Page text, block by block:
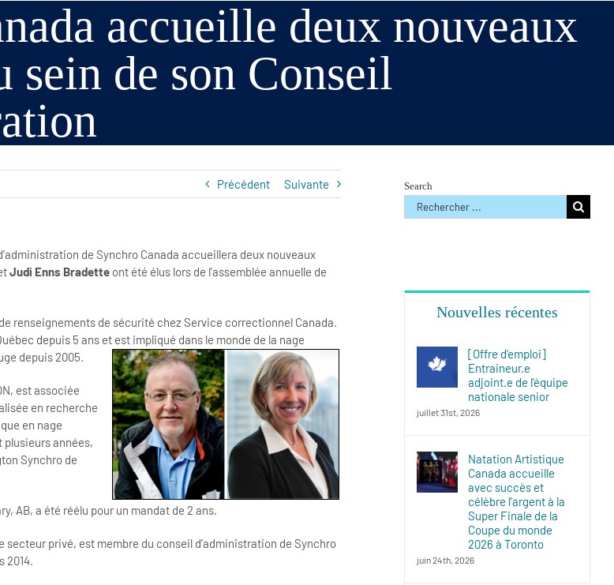
accueille deux nouveaux
sein de son Conseil
Précédent Suivante
de Synchro Canada accueillera deux nouveaux
Judi Enns Bradette ont été élus lors de l’assemblée annuelle de
renseignements de sécurité chez Service correctionnel Canada.
depuis 5 ans et est impliqué dans le monde de la nage
depuis 2005.
est associée
en recherche
en nage
années,
Synchro de
AB, a été réélu pour un mandat de 2 ans.
privé, est membre du conseil d’administration de Synchro
2014.
Search
Rechercher
:
Nouvelles récentes
[Offre d’emploi]
Entraineur.e
adjoint.e de l’équipe
nationale senior
juillet 31st, 2026
Natation Artistique
Canada accueille
avec succès et
célèbre l’argent à la
Super Finale de la
Coupe du monde
2026 à Toronto
juin 24th, 2026